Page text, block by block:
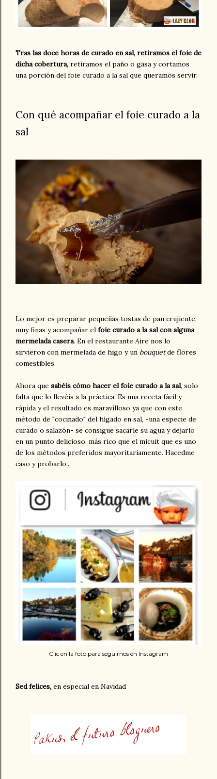
Tras las doce horas de curado en sal, retiramos el foie de
dicha cobertura, retiramos el paño o gasa y cortamos
una porción del foie curado a la sal que queramos servir.
Con qué acompañar el foie curado a la
sal
Lo mejor es preparar pequeñas tostas de pan crujiente,
muy finas y acompañar el foie curado a la sal con alguna
mermelada casera. En el restaurante Aire nos lo
sirvieron con mermelada de higo y un bouquetde flores
comestibles.
Ahora que sabéis cómo hacer el foie curado a la sal, solo
falta que lo llevéis a la práctica. Es una receta fácil y
rápida y el resultado es maravilloso ya que con este
método de "cocinado" del hígado en sal, -una especie de
curado o salazón- se consigue sacarle su agua y dejarlo
en un punto delicioso, más rico que el micuit que es uno
de los métodos preferidos mayoritariamente. Hacedme
caso y probarlo...
Clic en la foto para seguirnos en Instagram
Sed felices, en especial en Navidad